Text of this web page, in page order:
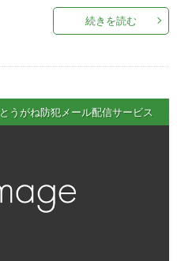
続きを読む
とうがね防犯メール配信サービス